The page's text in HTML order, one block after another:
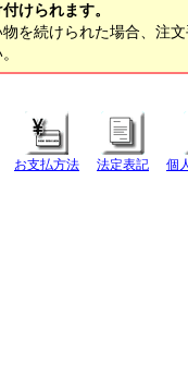
けられます。
を続けられた場合、注
お支払方法 法定表記 個